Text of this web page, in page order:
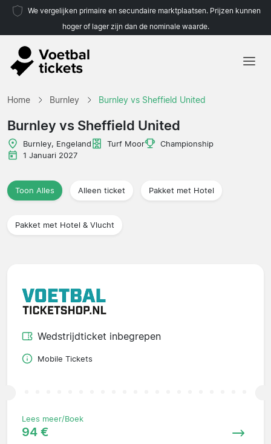
We vergelijken primaire en secundaire marktplaatsen. Prijzen kunnen
hoger of lager zijn dan de nominale waarde.
Home Burnley Burnley vs Sheffield United
Burnley vs Sheffield United
Burnley, Engeland Turf Moor
Championship
1 Januari 2027
Toon Alles Alleen ticket Pakket met Hotel
Pakket met Hotel & Vlucht
Wedstrijdticket inbegrepen
Mobile Tickets
Lees meer/Boek
94 €